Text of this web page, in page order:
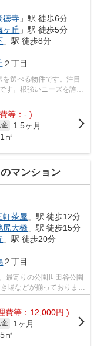
徳寺 」駅 徒歩6分
ヶ丘 」駅 徒歩5分
」駅 徒歩8分
２丁目
選べる物件です。注目
す。根強いニーズを誇る
等：- )
1.5ヶ月
㎡
マンション
軒茶屋 」駅 徒歩12分
尻大橋 」駅 徒歩15分
」駅 徒歩20分
２丁目
最寄りの公園世田谷公園
場などが揃っておりま
費等：12,000円 )
1ヶ月
㎡